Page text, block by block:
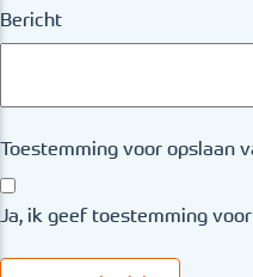
Bericht
Toestemming voor opslaan
Ja, ik geef toestemming